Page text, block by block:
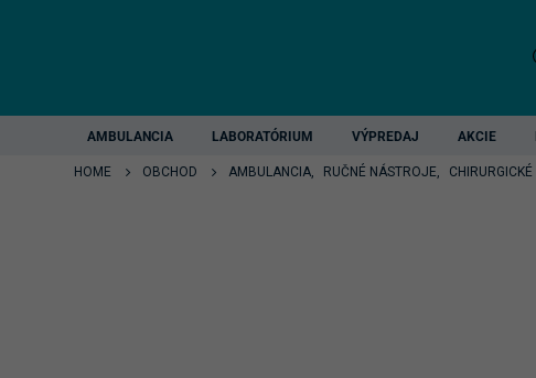
AMBULANCIA LABORATÓRIUM VÝPREDAJ AKCIE
HOME OBCHOD AMBULANCIA, RUČNÉ NÁSTROJE, CHIRURGICKÉ